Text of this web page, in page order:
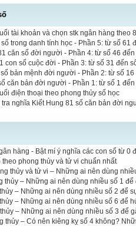
tài khoản và chọn stk ngân hàng theo
trong danh tính học - Phần 5: từ số 61
căn số đời người - Phần 4: từ số 46
con số cuộc đời - Phần 3: từ số 31 đến
bản mệnh đời người - Phần 2: từ số 16
căn bản đời người - Phần 1: từ số 1 đến
điện thoại theo phong thủy số học
nghĩa Kiết Hung 81 số căn bản đời
hàng - Bật mí ý nghĩa các con số từ 0
phong thủy và tử vi chuẩn nhất
thủy và tử vi – Những ai nên dùng
thủy – Những ai nên dùng nhiều số 1 để
– Những ai nên dùng nhiều số 2 để
– Những ai nên dùng nhiều số 6 để
– Những ai nên dùng nhiều số 3 để
thủy – Có nên kiêng kỵ số 4 không?